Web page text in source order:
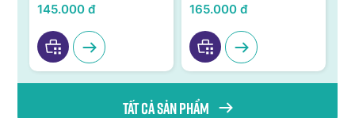
145.000 đ 165.000 đ
Tất cả sản phẩm